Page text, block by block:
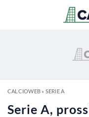
CALCIOWEB» SERIE A
Serie A,